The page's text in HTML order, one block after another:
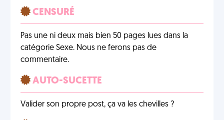
CENSURÉ
Pas une ni deux mais bien 50 pages lues dans la
catégorie Sexe. Nous ne ferons pas de
commentaire.
AUTO-SUCETTE
Valider son propre post, ça va les chevilles ?